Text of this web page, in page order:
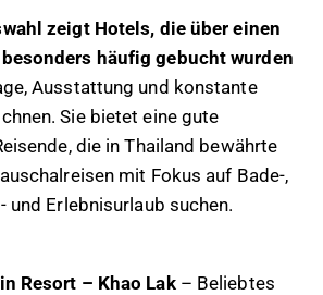
zeigt Hotels, die über einen
häufig gebucht wurden
Ausstattung und konstante
Sie bietet eine gute
die in Thailand bewährte
mit Fokus auf Bade-,
und Erlebnisurlaub suchen.
Resort – Khao Lak– Beliebtes